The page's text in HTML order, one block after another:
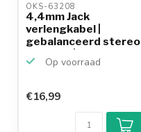
OKS-63208
4,4mm Jack
verlengkabel |
gebalanceerd stereo
(5-polig) |...
Op voorraad
€16,99